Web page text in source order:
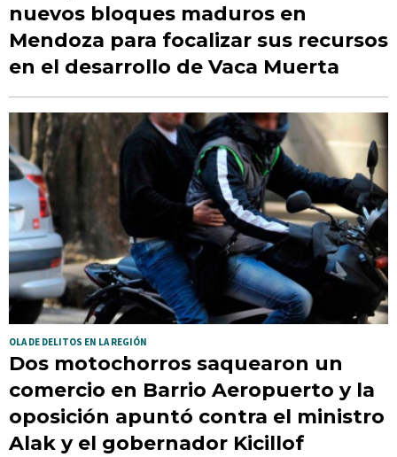
nuevos bloques maduros en
Mendoza para focalizar sus recursos
en el desarrollo de Vaca Muerta
OLA DE DELITOS EN LA REGIÓN
Dos motochorros saquearon un
comercio en Barrio Aeropuerto y la
oposición apuntó contra el ministro
Alak y el gobernador Kicillof